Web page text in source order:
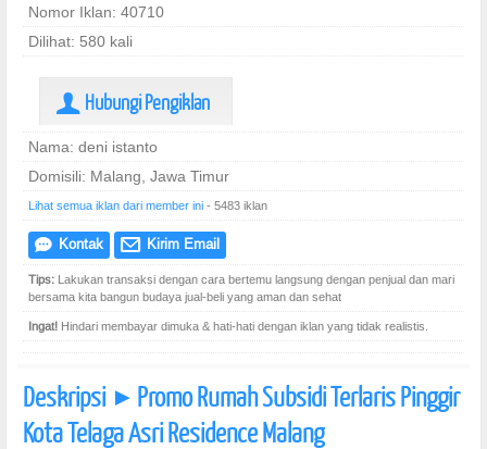
Nomor Iklan: 40710
Dilihat: 580 kali
U Hubungi Pengiklan
Nama: deni istanto
Domisili: Malang, Jawa Timur
Lihat semua iklan dari member ini - 5483 iklan
e Kontak @ Kirim Email
Tips: Lakukan transaksi dengan cara bertemu langsung dengan penjual dan mari
bersama kita bangun budaya jual-beli yang aman dan sehat
Ingat! Hindari membayar dimuka & hati-hati dengan iklan yang tidak realistis.
Deskripsi ] Promo Rumah Subsidi Terlaris Pinggir
Kota Telaga Asri Residence Malang